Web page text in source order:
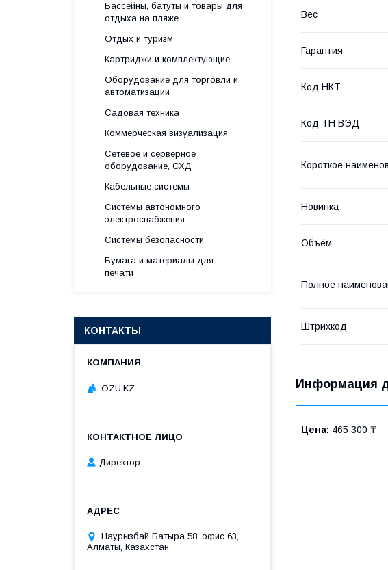
Вес
Гарантия
Код НКТ
Код ТН ВЭД
Короткое
Новинка
Объём
Полное
Штрихкод
Информация
Цена: 465 300 ₸
Бассейны, батуты и товары для
отдыха на пляже
Отдых и туризм
Картриджи и комплектующие
Оборудование для торговли и
автоматизации
Садовая техника
Коммерческая визуализация
Сетевое и серверное
оборудование, СХД
Кабельные системы
Системы автономного
электроснабжения
Системы безопасности
Бумага и материалы для
печати
КОНТАКТЫ
OZU.KZ
Директор
Наурызбай Батыра 58. офис 63,
Алматы, Казахстан